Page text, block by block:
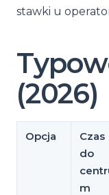
stawki u
(2026)
Opcja
Czas
do
m